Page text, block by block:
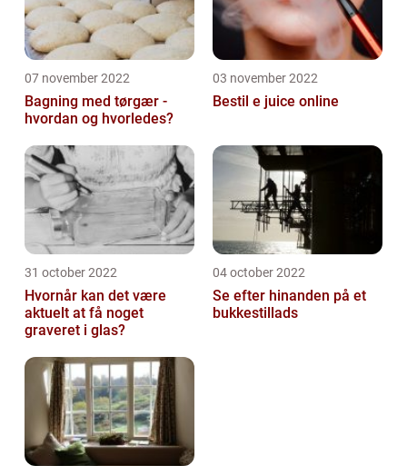
07 november 2022
Bagning med tørgær -
hvordan og hvorledes?
03 november 2022
Bestil e juice online
31 october 2022
Hvornår kan det være
aktuelt at få noget
graveret i glas?
04 october 2022
Se efter hinanden på et
bukkestillads